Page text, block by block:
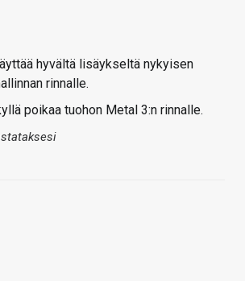
hyvältä lisäykseltä nykyisen
rinnalle.
poikaa tuohon Metal 3:n rinnalle.